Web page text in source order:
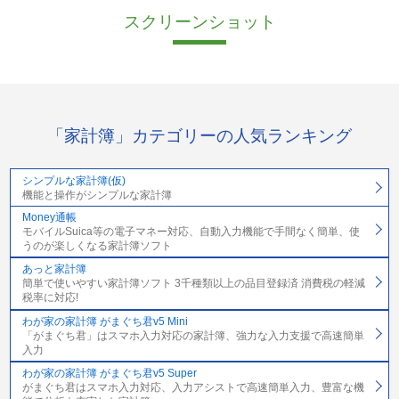
スクリーンショット
「家計簿」カテゴリーの人気ランキング
シンプルな家計簿(仮)
機能と操作がシンプルな家計簿
Money通帳
モバイルSuica等の電子マネー対応、自動入力機能で手間なく簡単、使
うのが楽しくなる家計簿ソフト
あっと家計簿
簡単で使いやすい家計簿ソフト 3千種類以上の品目登録済 消費税の軽減
税率に対応!
わが家の家計簿 がまぐち君v5 Mini
「がまぐち君」はスマホ入力対応の家計簿、強力な入力支援で高速簡単
入力
わが家の家計簿 がまぐち君v5 Super
がまぐち君はスマホ入力対応、入力アシストで高速簡単入力、豊富な機